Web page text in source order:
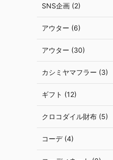
SNS企画 (2)
アウター (6)
アウター (30)
カシミヤマフラー (3)
ギフト (12)
クロコダイル財布 (5)
コーデ (4)